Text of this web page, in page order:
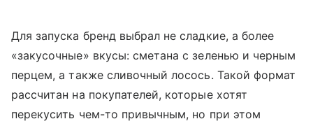
Для запуска бренд выбрал не сладкие, а более
«закусочные» вкусы: сметана с зеленью и черным
перцем, а также сливочный лосось. Такой формат
рассчитан на покупателей, которые хотят
перекусить чем-то привычным, но при этом